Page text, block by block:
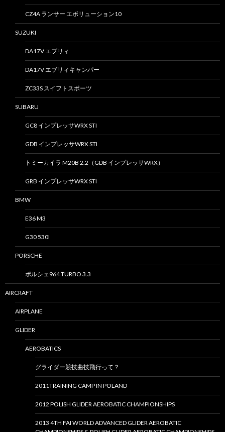
CZ4A ランサー エボリューション10
SUZUKI
DA17V エブリィ
DA17V エブリィキャンパー
ZC33S スイフトスポーツ
SUBARU
GC8 インプレッサWRX STI
GDB インプレッサWRX STI
トミーカイラ M20B 2.2（GDB インプレッサWRX）
GRB インプレッサWRX STI
BMW
E36 M3
G30 530I
PORSCHE
ポルシェ964 TURBO 3.3
AIRCRAFT
AIRPLANE
GLIDER
AEROBATICS
グライダー競技曲技飛行って？
2011TRAINING CAMP IN POLAND
2012 POLISH GLIDER AEROBATIC CHAMPIONSHIPS
2013 4TH FAI WORLD ADVANCED GLIDER AEROBATIC